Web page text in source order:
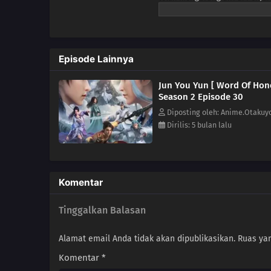
kembali digelar. Bai Jile,
Yingzhou muncul kembali,
“Yang patuh akan jaya, yang
Episode Lainnya
Jun You Yun [ Word Of
Season 2 Episode 30
Diposting oleh:
Dirilis: 5 bulan lalu
Komentar
Tinggalkan Balasan
Alamat email Anda tidak akan dipublikasikan. Ruas
Komentar *